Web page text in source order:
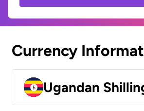
Currency
Ugandan